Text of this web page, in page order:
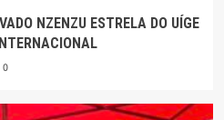
NZENZU ESTRELA DO UÍGE
0